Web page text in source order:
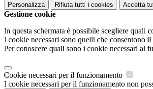
Personalizza Rifiuta tutti i cookies Accetta
Gestione cookie
In questa schermata è possibile scegliere quali
I cookie necessari sono quelli che consentono
Per conoscere quali sono i cookie necessari al
Cookie necessari per il funzionamento
I cookie necessari per il funzionamento non